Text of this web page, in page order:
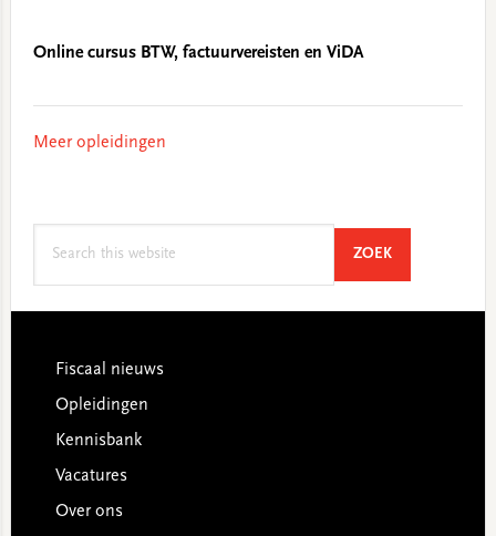
Online cursus BTW, factuurvereisten en ViDA
Meer opleidingen
ZOEKSEARCH
Footer
Fiscaal nieuws
Opleidingen
Kennisbank
Vacatures
Over ons